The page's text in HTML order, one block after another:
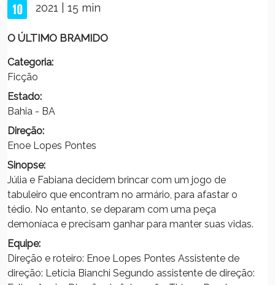
2021 | 15 min
O ÚLTIMO BRAMIDO
Categoria:
Ficção
Estado:
Bahia - BA
Direção:
Enoe Lopes Pontes
Sinopse:
Júlia e Fabiana decidem brincar com um jogo de
tabuleiro que encontram no armário, para afastar o
tédio. No entanto, se deparam com uma peça
demoníaca e precisam ganhar para manter suas vidas.
Equipe:
Direção e roteiro: Enoe Lopes Pontes Assistente de
direção: Letícia Bianchi Segundo assistente de direção: